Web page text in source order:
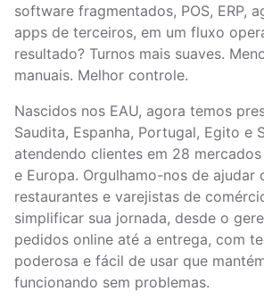
software fragmentados, POS, ERP,
apps de terceiros, em um fluxo
resultado? Turnos mais suaves.
manuais. Melhor controle.
Nascidos nos EAU, agora temos
Saudita, Espanha, Portugal, Egito e
atendendo clientes em 28
e Europa. Orgulhamo-nos de ajudar
restaurantes e varejistas de
simplificar sua jornada, desde o
pedidos online até a entrega, com
poderosa e fácil de usar que
funcionando sem problemas.